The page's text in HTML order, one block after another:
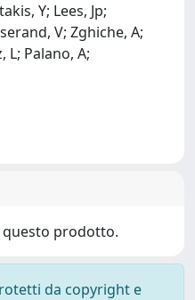
Y; Lees, Jp;
V; Zghiche, A;
L; Palano, A;
questo prodotto.
da copyright e